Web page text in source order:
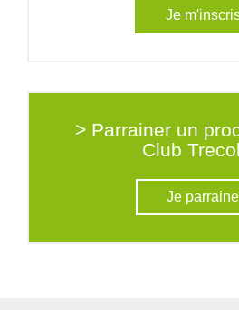
Je
> Parrainer un
Club
Je parraine